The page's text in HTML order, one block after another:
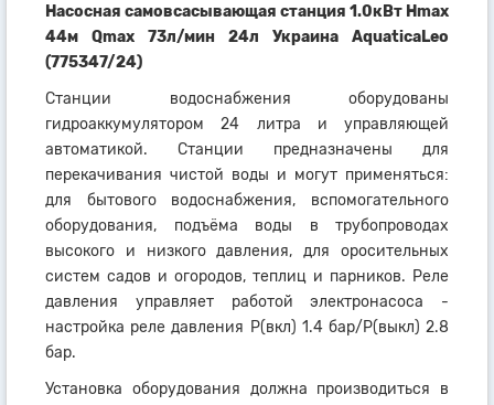
Насосная самовсасывающая станция 1.0кВт Hmax
44м Qmax 73л/мин 24л Украина AquaticaLeo
(775347/24)
Станции водоснабжения оборудованы
гидроаккумулятором 24 литра и управляющей
автоматикой. Станции предназначены для
перекачивания чистой воды и могут применяться:
для бытового водоснабжения, вспомогательного
оборудования, подъёма воды в трубопроводах
высокого и низкого давления, для оросительных
систем садов и огородов, теплиц и парников. Реле
давления управляет работой электронасоса -
настройка реле давления Р(вкл) 1.4 бар/Р(выкл) 2.8
бар.
Установка оборудования должна производиться в